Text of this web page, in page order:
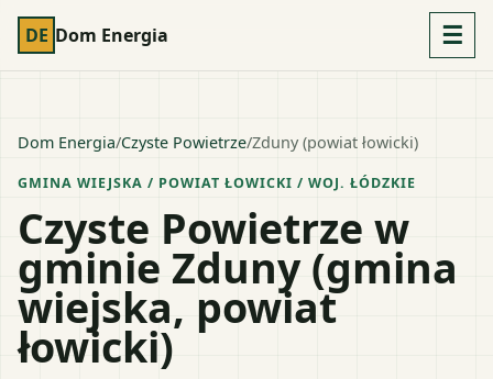
DE Dom Energia ☰
Dom Energia/Czyste Powietrze/Zduny (powiat łowicki)
GMINA WIEJSKA / POWIAT ŁOWICKI / WOJ. ŁÓDZKIE
Czyste Powietrze w
gminie Zduny (gmina
wiejska, powiat
łowicki)